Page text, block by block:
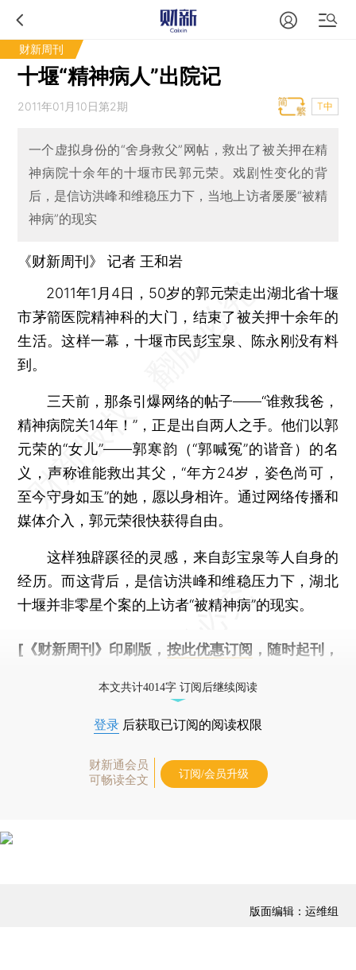
财新周刊
十堰“精神病人”出院记
2011年01月10日第2期 T中
一个虚拟身份的“舍身救父”网帖，救出了被关押在精
神病院十余年的十堰市民郭元荣。戏剧性变化的背
后，是信访洪峰和维稳压力下，当地上访者屡屡“被精
神病”的现实
《财新周刊》 记者 王和岩
2011年1月4日，50岁的郭元荣走出湖北省十堰
市茅箭医院精神科的大门，结束了被关押十余年的
生活。这样一幕，十堰市民彭宝泉、陈永刚没有料
到。
三天前，那条引爆网络的帖子——“谁救我爸，
精神病院关14年！”，正是出自两人之手。他们以郭
元荣的“女儿”——郭寒韵（“郭喊冤”的谐音）的名
义，声称谁能救出其父，“年方24岁，姿色尚可，
至今守身如玉”的她，愿以身相许。通过网络传播和
媒体介入，郭元荣很快获得自由。
这样独辟蹊径的灵感，来自彭宝泉等人自身的
经历。而这背后，是信访洪峰和维稳压力下，湖北
十堰并非零星个案的上访者“被精神病”的现实。
[《财新周刊》印刷版， 按此优惠订阅 ，随时起刊，
本文共计4014字 订阅后继续阅读
登录 后获取已订阅的阅读权限
财新通会员
可畅读全文
订阅/会员升级
版面编辑：运维组